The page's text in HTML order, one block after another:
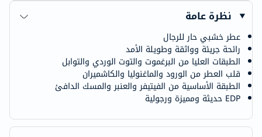
نظرة عامة
عطر خشبي حار للرجال
رائحة جريئة وواثقة وطويلة الأمد
الطبقات العليا من البرغموت والتوت الوردي والتوابل
قلب العطر من الورود والماغنوليا والكاشميران
الطبقة الأساسية من الفيتيفر والعنبر والمسك الدافئ
EDP حديثة ومميزة ورجولية